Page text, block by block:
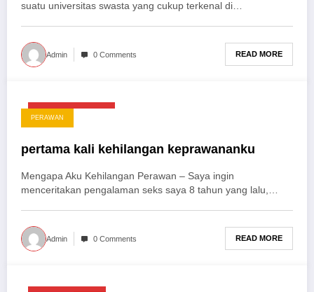
suatu universitas swasta yang cukup terkenal di…
Admin 0 Comments READ MORE
September 26, 2025
PERAWAN
pertama kali kehilangan keprawananku
Mengapa Aku Kehilangan Perawan – Saya ingin
menceritakan pengalaman seks saya 8 tahun yang lalu,…
Admin 0 Comments READ MORE